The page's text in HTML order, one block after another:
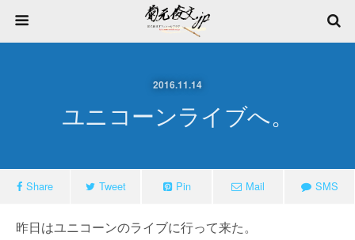
2016.11.14
ユニコーンライブへ。
Share Tweet Pin Mail SMS
昨日はユニコーンのライブに行って来た。